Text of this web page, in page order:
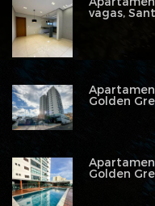
vagas,
Golden
Golden